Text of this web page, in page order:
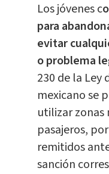
Los jóvenes c
para
evitar
o problema
230 de la Ley
mexicano se
utilizar zonas
pasajeros,
remitidos
sanción